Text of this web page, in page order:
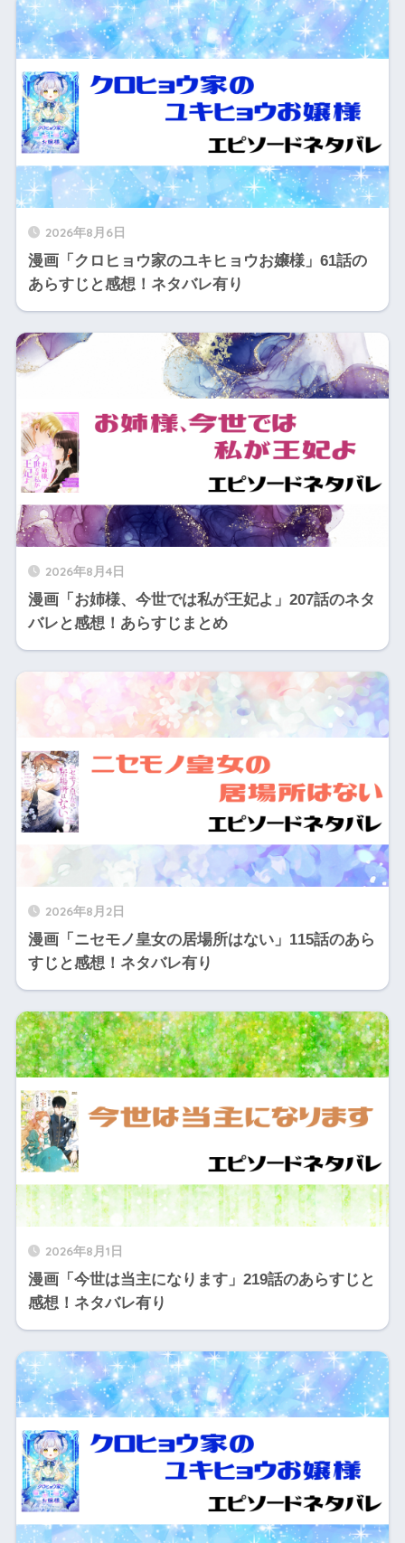
2026年8月6日
漫画「クロヒョウ家のユキヒョウお嬢様」61話の
あらすじと感想！ネタバレ有り
2026年8月4日
漫画「お姉様、今世では私が王妃よ」207話のネタ
バレと感想！あらすじまとめ
2026年8月2日
漫画「ニセモノ皇女の居場所はない」115話のあら
すじと感想！ネタバレ有り
2026年8月1日
漫画「今世は当主になります」219話のあらすじと
感想！ネタバレ有り